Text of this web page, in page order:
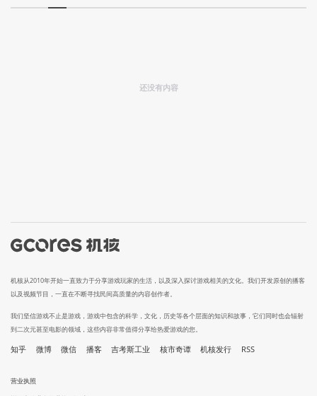
还没有内容
机核从2010年开始一直致力于分享游戏玩家的生活，以及深入探讨游戏相关的文化。我们开发原创的播客
以及视频节目，一直在不断寻找民间高质量的内容创作者。
我们坚信游戏不止是游戏，游戏中包含的科学，文化，历史等各个层面的知识和故事，它们同时也会辐射
到二次元甚至电影的领域，这些内容非常值得分享给热爱游戏的您。
知乎 微博 微信 播客 吉考斯工业 核市奇谭 机核发行 RSS
营业执照